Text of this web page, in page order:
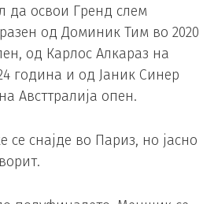
да освои Гренд слем
од Доминик Тим во 2020
од Карлос Алкараз на
година и од Јаник Синер
Австтралија опен.
снајде во Париз, но јасно